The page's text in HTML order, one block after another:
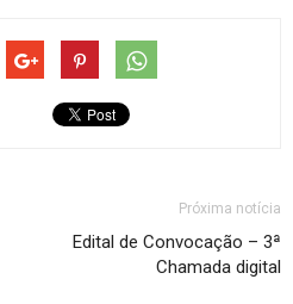
Próxima notícia
Edital de Convocação – 3ª
Chamada digital